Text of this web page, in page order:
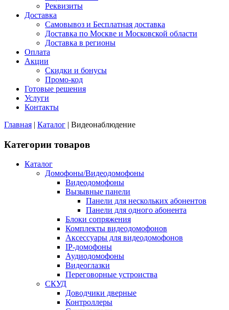
Реквизиты
Доставка
Самовывоз и Бесплатная доставка
Доставка по Москве и Московской области
Доставка в регионы
Оплата
Акции
Скидки и бонусы
Промо-код
Готовые решения
Услуги
Контакты
Главная | Каталог | Видеонаблюдение
Категории товаров
Каталог
Домофоны/Видеодомофоны
Видеодомофоны
Вызывные панели
Панели для нескольких абонентов
Панели для одного абонента
Блоки сопряжения
Комплекты видеодомофонов
Аксессуары для видеодомофонов
IP-домофоны
Аудиодомофоны
Видеоглазки
Переговорные устроиства
СКУД
Доводчики дверные
Контроллеры